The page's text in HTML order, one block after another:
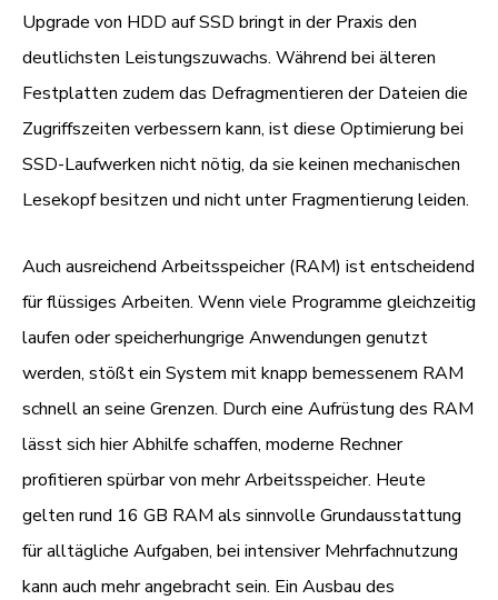
Upgrade von HDD auf SSD bringt in der Praxis den
deutlichsten Leistungszuwachs. Während bei älteren
Festplatten zudem das Defragmentieren der Dateien die
Zugriffszeiten verbessern kann, ist diese Optimierung bei
SSD-Laufwerken nicht nötig, da sie keinen mechanischen
Lesekopf besitzen und nicht unter Fragmentierung leiden.
Auch ausreichend Arbeitsspeicher (RAM) ist entscheidend
für flüssiges Arbeiten. Wenn viele Programme gleichzeitig
laufen oder speicherhungrige Anwendungen genutzt
werden, stößt ein System mit knapp bemessenem RAM
schnell an seine Grenzen. Durch eine Aufrüstung des RAM
lässt sich hier Abhilfe schaffen, moderne Rechner
profitieren spürbar von mehr Arbeitsspeicher. Heute
gelten rund 16 GB RAM als sinnvolle Grundausstattung
für alltägliche Aufgaben, bei intensiver Mehrfachnutzung
kann auch mehr angebracht sein. Ein Ausbau des